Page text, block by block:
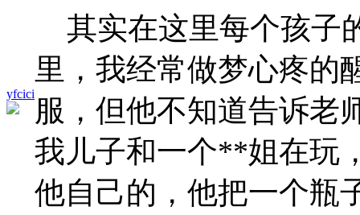
yfcici
其实在这里每个孩子
里，我经常做梦心疼的
服，但他不知道告诉老
我儿子和一个**姐在玩
他自己的，他把一个瓶